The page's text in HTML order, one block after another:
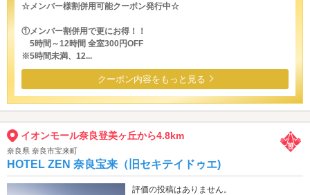
☆メンバー様割併用可能クーポン発行中☆
①メンバー割併用で更にお得！！
5時間～12時間 全室300円OFF
※5時間未満、12...
クーポン内容をもっと見る
イオンモール奈良登美ヶ丘から4.8km
奈良県 奈良市宝来町
HOTEL ZEN 奈良宝来（旧セキテイドゥエ)
評価の投稿はありません。